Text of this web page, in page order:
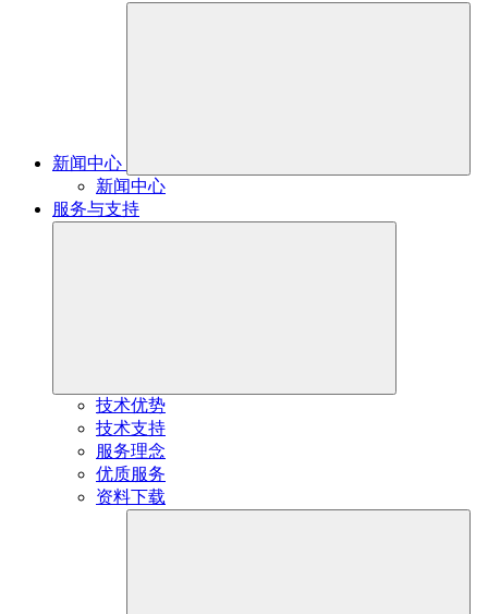
新闻中心
新闻中心
服务与支持
技术优势
技术支持
服务理念
优质服务
资料下载